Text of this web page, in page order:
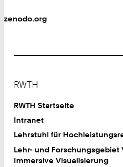
zenodo.org
RWTH
RWTH Startseite
Intranet
Lehrstuhl für
Lehr- und
Immersive Visualisierung